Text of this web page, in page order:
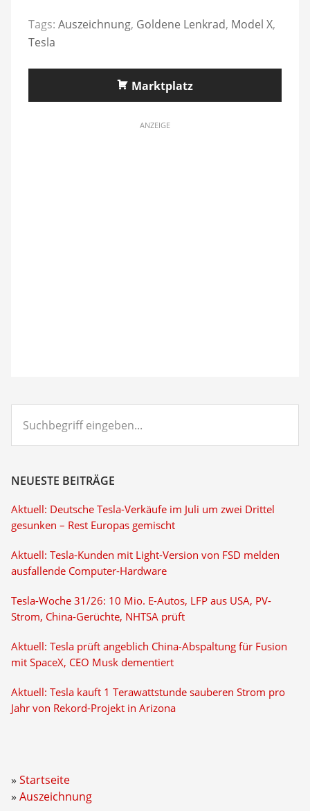
Tags: Auszeichnung, Goldene Lenkrad, Model X,
Tesla
Marktplatz
ANZEIGE
eingeben...
NEUESTE BEITRÄGE
Aktuell: Deutsche Tesla-Verkäufe im Juli um zwei Drittel
gesunken – Rest Europas gemischt
Aktuell: Tesla-Kunden mit Light-Version von FSD melden
ausfallende Computer-Hardware
Tesla-Woche 31/26: 10 Mio. E-Autos, LFP aus USA, PV-
Strom, China-Gerüchte, NHTSA prüft
Aktuell: Tesla prüft angeblich China-Abspaltung für Fusion
mit SpaceX, CEO Musk dementiert
Aktuell: Tesla kauft 1 Terawattstunde sauberen Strom pro
Jahr von Rekord-Projekt in Arizona
Startseite
Auszeichnung